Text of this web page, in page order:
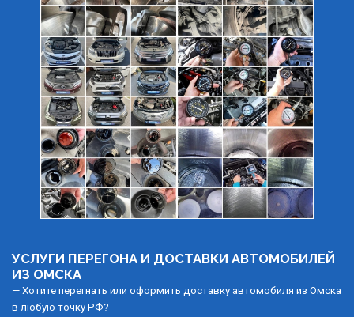
УСЛУГИ ПЕРЕГОНА И ДОСТАВКИ АВТОМОБИЛЕЙ
ИЗ ОМСКА
— Хотите перегнать или оформить доставку автомобиля из Омска
в любую точку РФ?